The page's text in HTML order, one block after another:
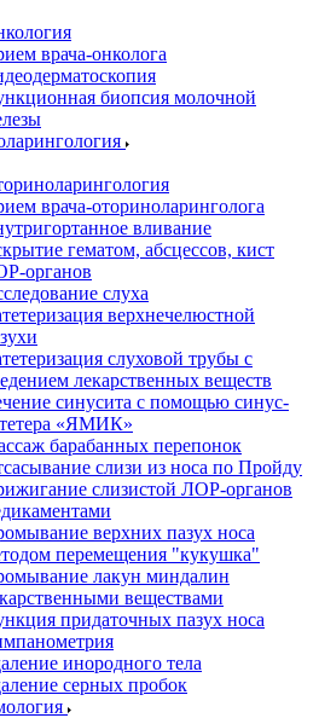
врача-онколога
биопсия молочной
врача-оториноларинголога
вливание
гематом, абсцессов, кист
органов
слуха
верхнечелюстной
слуховой трубы с
лекарственных веществ
синусита с помощью синус-
«ЯМИК»
барабанных перепонок
слизи из носа по Пройду
слизистой ЛОР-органов
верхних пазух носа
перемещения "кукушка"
лакун миндалин
веществами
придаточных пазух носа
инородного тела
серных пробок